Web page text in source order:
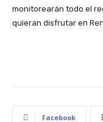
monitorearán todo el
quieran disfrutar en
Facebook